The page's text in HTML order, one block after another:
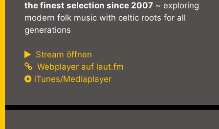
the finest selection since 2007 ~ exploring
modern folk music with celtic roots for all
generations
Stream öffnen
Webplayer auf laut.fm
iTunes/Mediaplayer